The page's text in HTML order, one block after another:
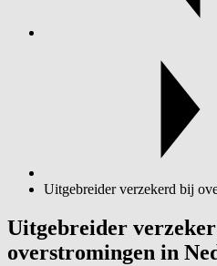
Uitgebreider verzekerd bij
Uitgebreider
overstromingen in